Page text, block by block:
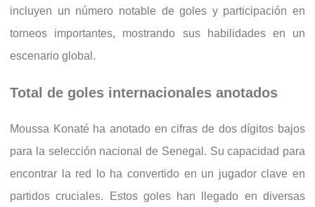
incluyen un número notable de goles y participación en
torneos importantes, mostrando sus habilidades en un
escenario global.
Total de goles internacionales anotados
Moussa Konaté ha anotado en cifras de dos dígitos bajos
para la selección nacional de Senegal. Su capacidad para
encontrar la red lo ha convertido en un jugador clave en
partidos cruciales. Estos goles han llegado en diversas